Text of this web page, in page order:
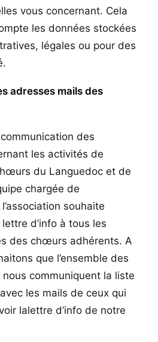
vous concernant. Cela
les données stockées
légales ou pour des
adresses mails des
des
les activités de
du Languedoc et de
chargée de
souhaite
d’info à tous les
des chœurs adhérents. A
que l’ensemble des
communiquent la liste
les mails de ceux qui
lalettre d’info de notre